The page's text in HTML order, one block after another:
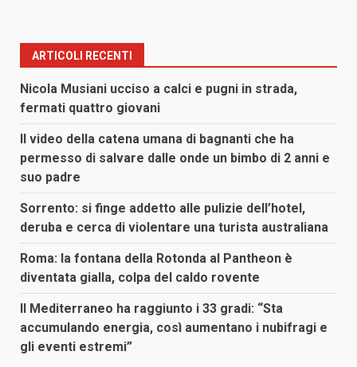
ARTICOLI RECENTI
Nicola Musiani ucciso a calci e pugni in strada,
fermati quattro giovani
Il video della catena umana di bagnanti che ha
permesso di salvare dalle onde un bimbo di 2 anni e
suo padre
Sorrento: si finge addetto alle pulizie dell’hotel,
deruba e cerca di violentare una turista australiana
Roma: la fontana della Rotonda al Pantheon è
diventata gialla, colpa del caldo rovente
Il Mediterraneo ha raggiunto i 33 gradi: “Sta
accumulando energia, così aumentano i nubifragi e
gli eventi estremi”